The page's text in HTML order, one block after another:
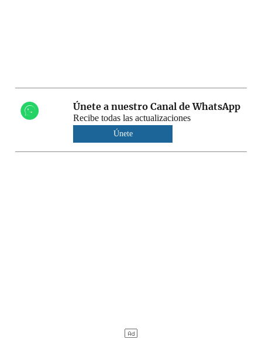
Únete a nuestro Canal de WhatsApp
Recibe todas las actualizaciones
Únete